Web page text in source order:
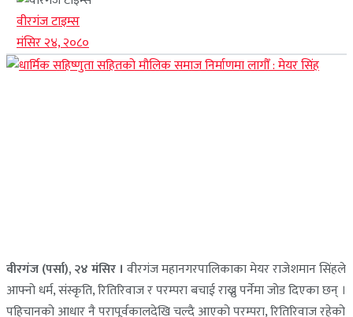
वीरगंज टाइम्स
मंसिर २४, २०८०
वीरगंज (पर्सा), २४ मंसिर । वीरगंज महानगरपालिकाका मेयर राजेशमान सिंहले
आफ्नो धर्म, संस्कृति, रितिरिवाज र परम्परा बचाई राख्नु पर्नेमा जोड दिएका छन् ।
पहिचानको आधार नै परापूर्वकालदेखि चल्दै आएको परम्परा, रितिरिवाज रहेको